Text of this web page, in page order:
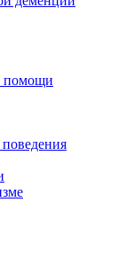
помощи